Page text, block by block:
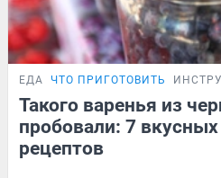
ЕДА ЧТО ПРИГОТОВИТЬ
Такого варенья из
пробовали: 7
рецептов